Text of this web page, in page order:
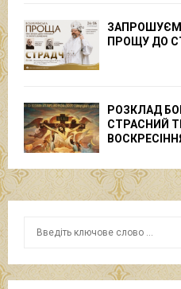
ПРОЩУ ДО
РОЗКЛАД
СТРАСНИЙ
r